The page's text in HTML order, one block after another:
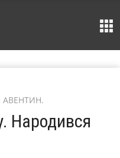
АВЕНТИН.
Народився